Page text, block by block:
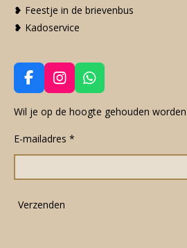
❥ Feestje in de brievenbus
❥ Kadoservice
F
a
c
b
o
k
I
n
s
a
g
a
m
W
h
a
A
p
Wil je op de hoogte gehouden
E-mailadres *
Verzenden